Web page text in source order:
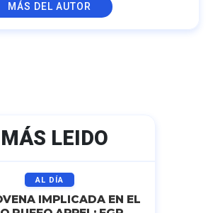
MÁS DEL AUTOR
MÁS LEIDO
AL DÍA
IMPLICADA EN EL